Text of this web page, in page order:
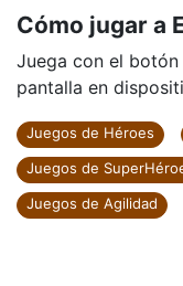
Cómo jugar a
Juega con el
pantalla en
Juegos de Héroes
Juegos de
Juegos de Agilidad